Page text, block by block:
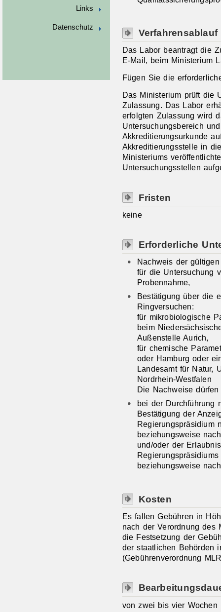
Links
Datenschutz Verfahrensablauf
Das Labor beantragt die
E-Mail, beim Ministerium
Fügen Sie die
Das Ministerium prüft die
Zulassung. Das Labor
erfolgten Zulassung wird
Untersuchungsbereich
Akkreditierungsurkunde
Akkreditierungsstelle in
Ministeriums
Untersuchungsstellen
Fristen
keine
Erforderliche
Nachweis der
für die Untersuchung
Probennahme,
Bestätigung über die
Ringversuchen:
für mikrobiologische
beim
Außenstelle Aurich,
für chemische
oder Hamburg oder
Landesamt für Natur,
Nordrhein-Westfalen
Die Nachweise
bei der Durchführung
Bestätigung der
Regierungspräsidium
beziehungsweise
und/oder der
beziehungsweise
Kosten
Es fallen Gebühren in
nach der Verordnung des
die Festsetzung der
der staatlichen Behörden
(Gebührenverordnung
von zwei bis vier Wochen